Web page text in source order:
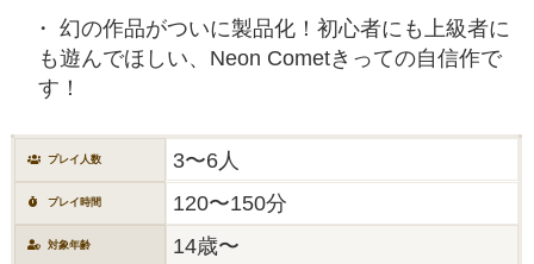
幻の作品がついに製品化！初心者にも上級者に
も遊んでほしい、Neon Cometきっての自信作で
す！
プレイ人数 3〜6人
プレイ時間 120〜150分
対象年齢 14歳〜